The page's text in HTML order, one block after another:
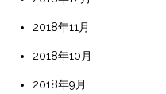
2018年11月
2018年10月
2018年9月